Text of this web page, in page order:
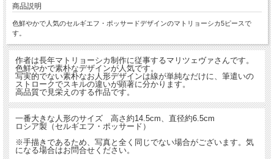
商品説明
色鮮やかで人気のセルギエフ・ポッサードデザインのマトリョーシカ5ピースで
す。
作者は長年マトリョーシカ制作に従事するマリツェヴァさんです。
色鮮やかで素朴なデザインが人気です。
写実的でない素朴なお人形デザインは線が単純なだけに、筆遣いの
ストロークでスキルの違いが顕著に分かります。
高品質で見栄えのする作品です。
一番大きな人形のサイズ 高さ約14.5cm、直径約6.5cm
ロシア製（セルギエフ・ポッサード）
※手描きであるため、写真と全く同じでない場合がございます。気
になる場合はお問合せください。